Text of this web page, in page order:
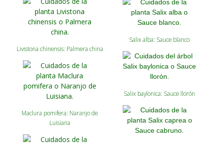
Livistona chinensis: Palmera china
Maclura pomifera: Naranjo de
Luisiana
Salix alba: Sauce blanco
Salix baylonica: Sauce llorón